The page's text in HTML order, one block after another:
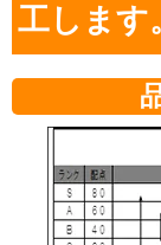
工します